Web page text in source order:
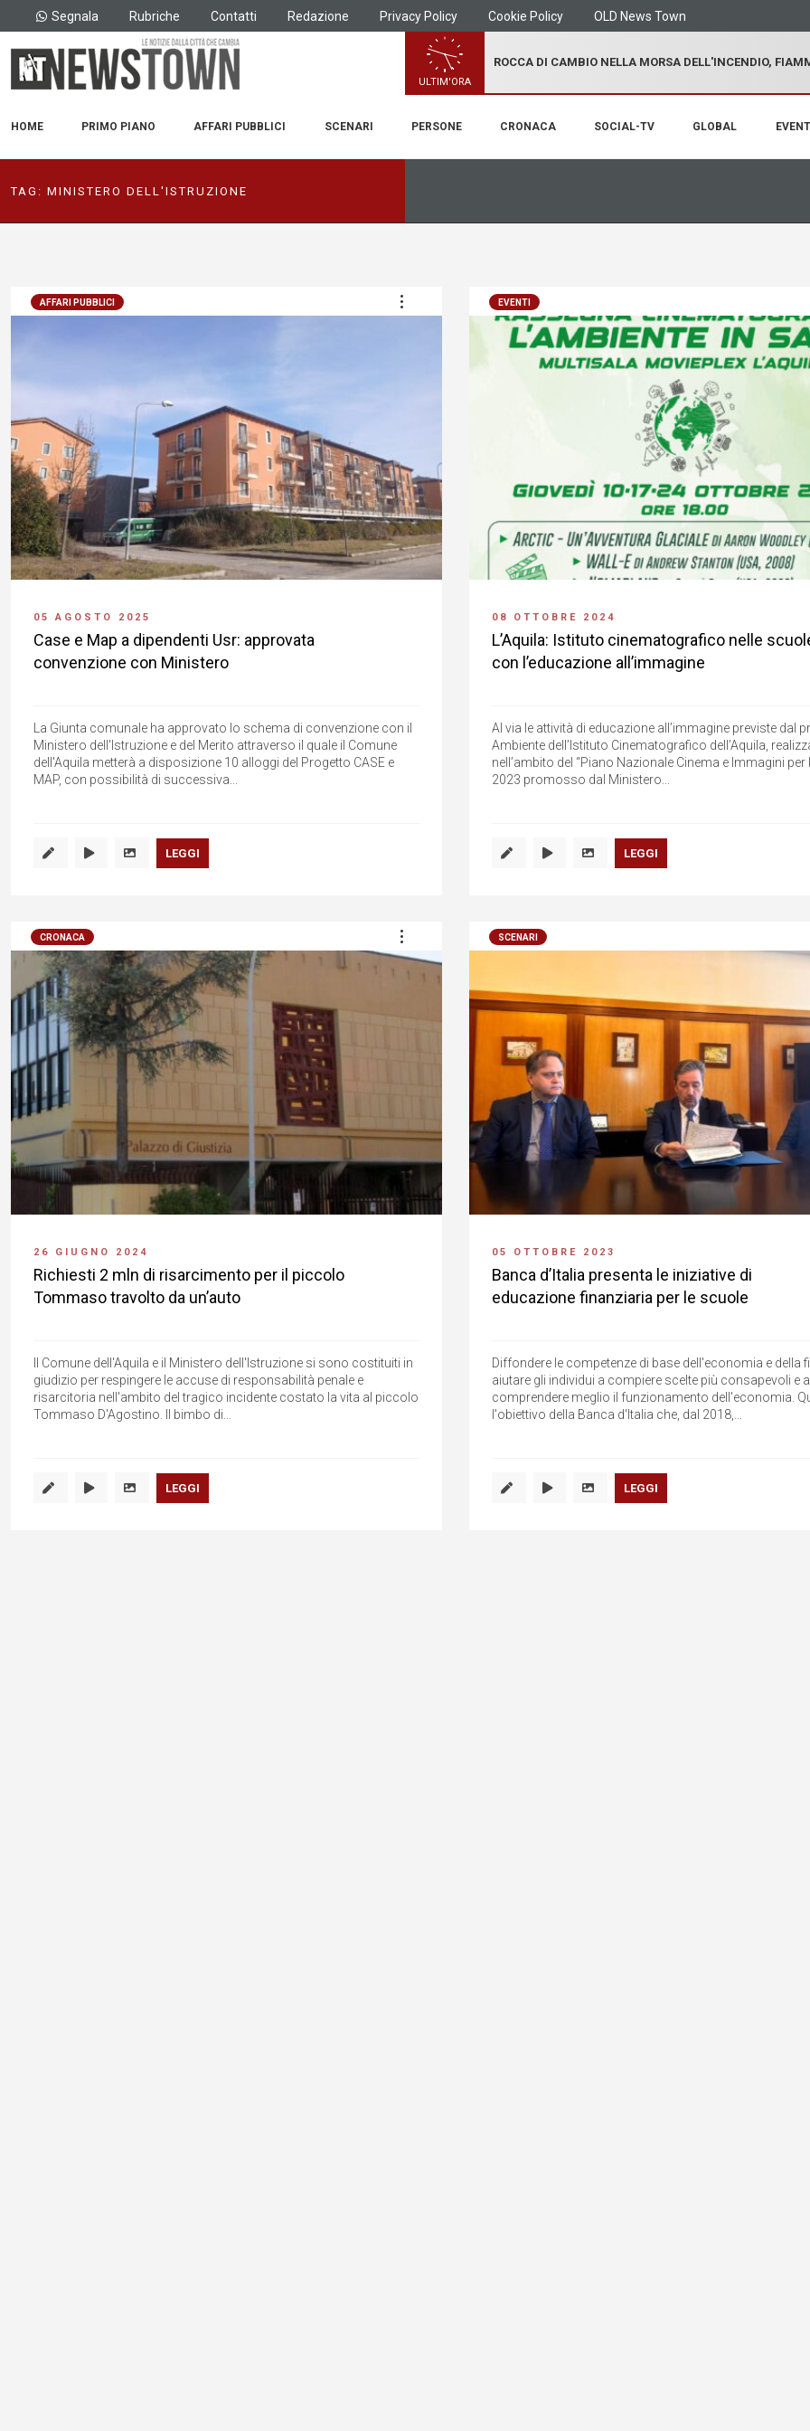
Segnala Rubriche Contatti Redazione Privacy Policy Cookie Policy OLD News Town
ULTIM'ORA
ROCCA DI CAMBIO NELLA MORSA DELL'INCENDIO,
HOME PRIMO PIANO AFFARI PUBBLICI SCENARI PERSONE CRONACA SOCIAL-TV GLOBAL EVENTI
TAG: MINISTERO DELL'ISTRUZIONE
AFFARI PUBBLICI
05 AGOSTO 2025
Case e Map a dipendenti Usr: approvata
convenzione con Ministero
La Giunta comunale ha approvato lo schema di convenzione con il
Ministero dell'Istruzione e del Merito attraverso il quale il Comune
dell'Aquila metterà a disposizione 10 alloggi del Progetto CASE e
MAP, con possibilità di successiva...
LEGGI
EVENTI
08 OTTOBRE 2024
L’Aquila: Istituto cinematografico nelle
con l’educazione all’immagine
Al via le attività di educazione all’immagine previste dal
Ambiente dell’Istituto Cinematografico dell’Aquila,
nell’ambito del “Piano Nazionale Cinema e Immagini per
2023 promosso dal Ministero...
LEGGI
CRONACA
26 GIUGNO 2024
Richiesti 2 mln di risarcimento per il piccolo
Tommaso travolto da un’auto
Il Comune dell'Aquila e il Ministero dell'Istruzione si sono costituiti in
giudizio per respingere le accuse di responsabilità penale e
risarcitoria nell'ambito del tragico incidente costato la vita al piccolo
Tommaso D'Agostino. Il bimbo di...
LEGGI
SCENARI
05 OTTOBRE 2023
Banca d’Italia presenta le iniziative di
educazione finanziaria per le scuole
Diffondere le competenze di base dell'economia e della
aiutare gli individui a compiere scelte più consapevoli e a
comprendere meglio il funzionamento dell'economia.
l'obiettivo della Banca d'Italia che, dal 2018,...
LEGGI